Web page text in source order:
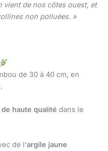
vient de nos côtes ouest, et
non polluées. »
de 30 à 40 cm, en
haute qualité dans le
de l’argile jaune